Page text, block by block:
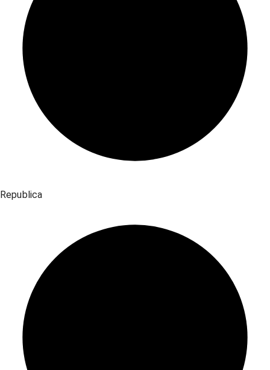
Republica